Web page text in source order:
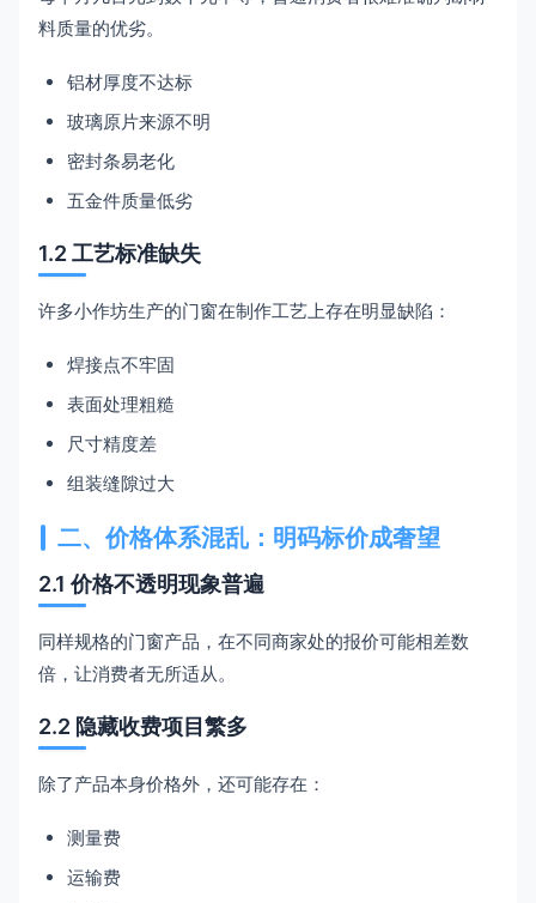
料质量的优劣。
铝材厚度不达标
玻璃原片来源不明
密封条易老化
五金件质量低劣
1.2 工艺标准缺失
许多小作坊生产的门窗在制作工艺上存在明显缺陷：
焊接点不牢固
表面处理粗糙
尺寸精度差
组装缝隙过大
二、价格体系混乱：明码标价成奢望
2.1 价格不透明现象普遍
同样规格的门窗产品，在不同商家处的报价可能相差数
倍，让消费者无所适从。
2.2 隐藏收费项目繁多
除了产品本身价格外，还可能存在：
测量费
运输费